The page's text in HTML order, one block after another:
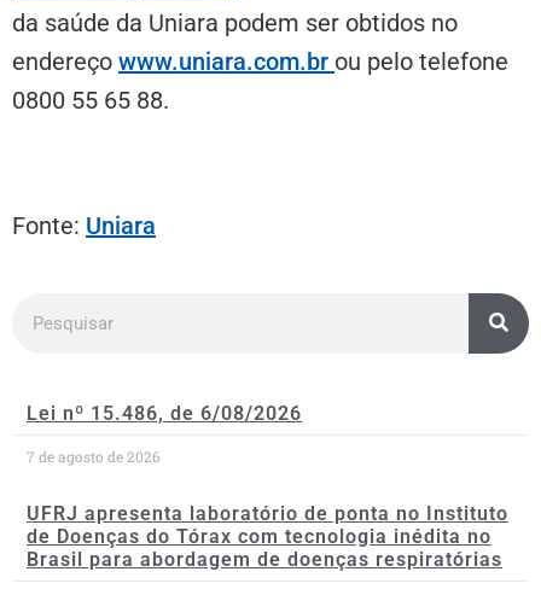
da saúde da Uniara podem ser obtidos no
endereço www.uniara.com.br ou pelo telefone
0800 55 65 88.
Fonte: Uniara
Lei nº 15.486, de 6/08/2026
7 de agosto de 2026
UFRJ apresenta laboratório de ponta no Instituto
de Doenças do Tórax com tecnologia inédita no
Brasil para abordagem de doenças respiratórias